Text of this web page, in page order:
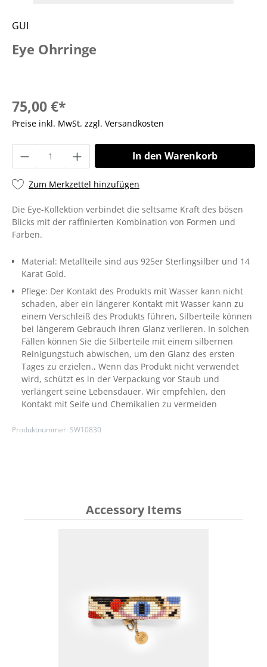
GUI
Eye Ohrringe
75,00 €*
Preise inkl. MwSt. zzgl. Versandkosten
In den Warenkorb
Zum Merkzettel hinzufügen
Die Eye-Kollektion verbindet die seltsame Kraft des bösen
Blicks mit der raffinierten Kombination von Formen und
Farben.
Material: Metallteile sind aus 925er Sterlingsilber und 14
Karat Gold.
Pflege: Der Kontakt des Produkts mit Wasser kann nicht
schaden, aber ein längerer Kontakt mit Wasser kann zu
einem Verschleiß des Produkts führen, Silberteile können
bei längerem Gebrauch ihren Glanz verlieren. In solchen
Fällen können Sie die Silberteile mit einem silbernen
Reinigungstuch abwischen, um den Glanz des ersten
Tages zu erzielen., Wenn das Produkt nicht verwendet
wird, schützt es in der Verpackung vor Staub und
verlängert seine Lebensdauer, Wir empfehlen, den
Kontakt mit Seife und Chemikalien zu vermeiden
Produktnummer: SW10830
Accessory Items